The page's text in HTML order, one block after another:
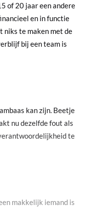
of 20 jaar een andere
en in functie
niks te maken met de
bij een team is
kan zijn. Beetje
nu dezelfde fout als
te
makkelijk iemand is